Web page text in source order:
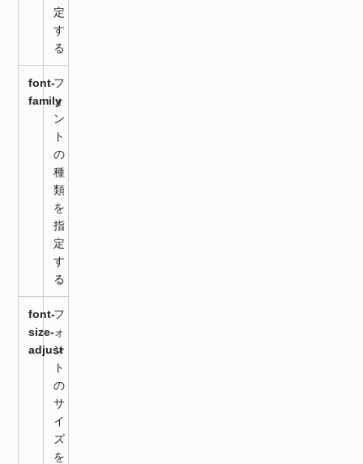
定
す
る
font-
family
フ
ォ
ン
ト
の
種
類
を
指
定
す
る
font-
size-
adjust
フ
ォ
ン
ト
の
サ
イ
ズ
を